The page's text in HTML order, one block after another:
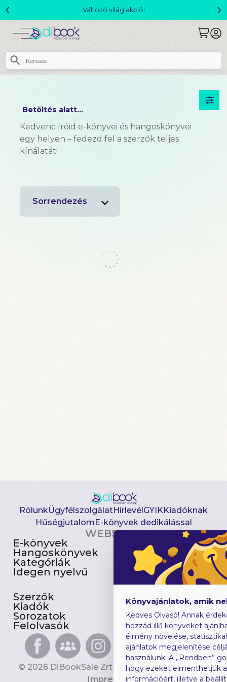
Változó világ akció!
‹ ›
Betöltés alatt...
Kedvenc íróid e-könyvei és hangoskönyvei
egy helyen – fedezd fel a szerzők teljes
kínálatát!
Sorrendezés
RólunkÜgyfélszolgálatHírlevélGYIKKiadóknak
HűségjutalomE-könyvek dedikálással
WEBSHOP
E-könyvek
Hangoskönyvek
Kategóriák
Idegen nyelvű
Csomagajánlatok
Akciósak
Előjegyezhetők
Újdonságok
Szerzők
Kiadók
Sorozatok
Felolvasók
Gyerekkönyvek
Heti toplista
Ajándékutalvány
Blog
© 2026 DiBookSale Zrt. Minden jog fenntartva.
Impresszum
Könyvajánlatok, amik
Kedves Olvasó! Annak
hozzád illő könyveket
élmény növelése,
ajánlatok megjelenítése
használunk. A „Rendben”
hogy ezeket elmenthetjük
információért, illetve a